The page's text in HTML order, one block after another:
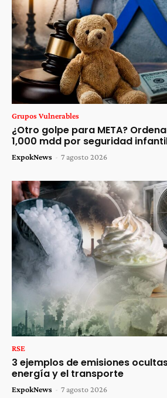
Grupos Vulnerables
¿Otro golpe para META?
1,000 mdd por seguridad
ExpokNews - 7 agosto 2026
RSE
3 ejemplos de emisiones
energía y el transporte
ExpokNews - 7 agosto 2026